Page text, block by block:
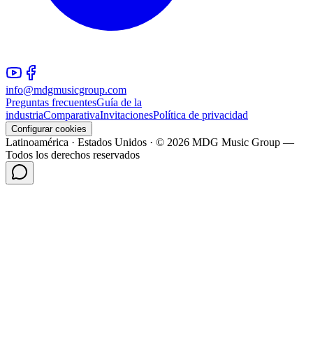
info@mdgmusicgroup.com
Preguntas frecuentesGuía de la
industriaComparativaInvitacionesPolítica de privacidad
Configurar cookies
Latinoamérica · Estados Unidos · © 2026 MDG Music Group —
Todos los derechos reservados